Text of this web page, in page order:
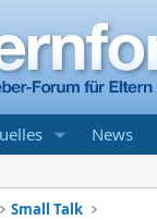
News
Small Talk